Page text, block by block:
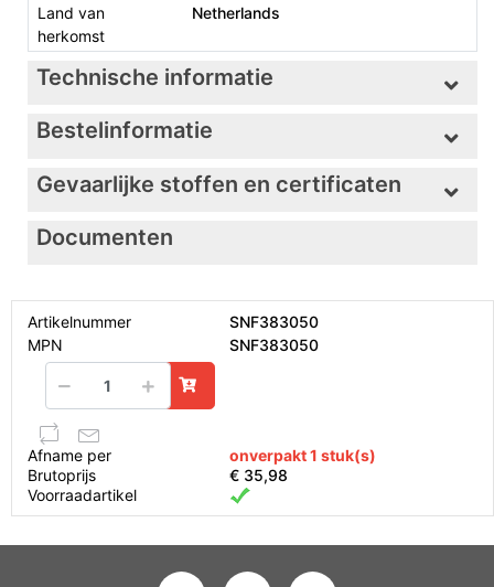
Land van
herkomst
Netherlands
Technische informatie
Bestelinformatie
Gevaarlijke stoffen en certificaten
Documenten
Artikelnummer
SNF383050
MPN
SNF383050
Afname per
onverpakt 1 stuk(s)
Brutoprijs
€ 35,98
Voorraadartikel